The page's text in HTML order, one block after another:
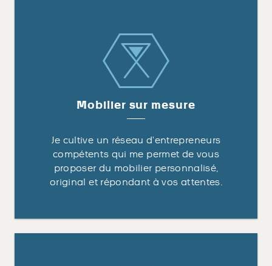
Mobilier sur mesure
Je cultive un réseau d’entrepreneurs
compétents qui me permet de vous
proposer du mobilier personnalisé,
original et répondant à vos attentes.